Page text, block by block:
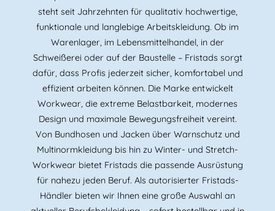
steht seit Jahrzehnten für qualitativ hochwertige,
funktionale und langlebige Arbeitskleidung. Ob im
Warenlager, im Lebensmittelhandel, in der
Schweißerei oder auf der Baustelle – Fristads sorgt
dafür, dass Profis jederzeit sicher, komfortabel und
effizient arbeiten können. Die Marke entwickelt
Workwear, die extreme Belastbarkeit, modernes
Design und maximale Bewegungsfreiheit vereint.
Von Bundhosen und Jacken über Warnschutz und
Multinormkleidung bis hin zu Winter- und Stretch-
Workwear bietet Fristads die passende Ausrüstung
für nahezu jeden Beruf. Als autorisierter Fristads-
Händler bieten wir Ihnen eine große Auswahl an